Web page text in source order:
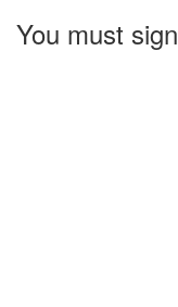
You must